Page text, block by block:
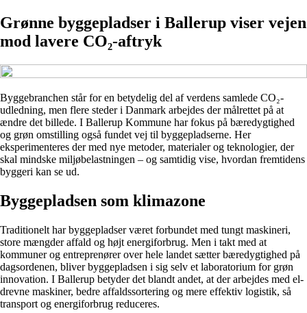
Grønne byggepladser i Ballerup viser vejen
mod lavere CO₂-aftryk
Byggebranchen står for en betydelig del af verdens samlede CO₂-
udledning, men flere steder i Danmark arbejdes der målrettet på at
ændre det billede. I Ballerup Kommune har fokus på bæredygtighed
og grøn omstilling også fundet vej til byggepladserne. Her
eksperimenteres der med nye metoder, materialer og teknologier, der
skal mindske miljøbelastningen – og samtidig vise, hvordan fremtidens
byggeri kan se ud.
Byggepladsen som klimazone
Traditionelt har byggepladser været forbundet med tungt maskineri,
store mængder affald og højt energiforbrug. Men i takt med at
kommuner og entreprenører over hele landet sætter bæredygtighed på
dagsordenen, bliver byggepladsen i sig selv et laboratorium for grøn
innovation. I Ballerup betyder det blandt andet, at der arbejdes med el-
drevne maskiner, bedre affaldssortering og mere effektiv logistik, så
transport og energiforbrug reduceres.